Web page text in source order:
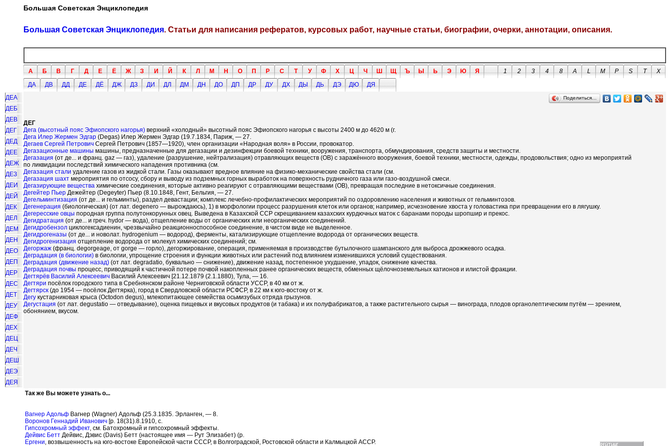
Большая Советская Энциклопедия
Большая Советская Энциклопедия. Статьи для написания рефератов, курсовых работ, научные статьи, биографии, очерки, аннотации, описания.
А Б В Г Д Е Ё Ж З И Й К Л М Н О П Р С Т У Ф Х Ц Ч Ш Щ Ъ Ы Ь Э Ю Я 1 2 3 4 8 A L M P S T
X
ДА
ДВ ДД ДЕ ДЁ ДЖ ДЗ ДИ ДЛ ДМ ДН ДО ДП ДР ДУ ДХ ДЫ ДЬ ДЭ ДЮ
ДЯ
ДЕА
ДЕБ
ДЕВ
ДЕГ
ДЕД
ДЕЕ
ДЕЖ
ДЕЗ
ДЕИ
ДЕЙ
ДЕК
ДЕЛ
ДЕМ
ДЕН
ДЕО
ДЕП
ДЕР
ДЕС
ДЕТ
ДЕУ
ДЕФ
ДЕХ
ДЕЦ
ДЕЧ
ДЕШ
ДЕЭ
ДЕЯ
Поделиться…
ДЕГ
Дега (высотный пояс Эфиопского нагорья) верхний «холодный» высотный пояс Эфиопского нагорья с высоты 2400 м до 4620 м (г.
Дега Илер Жермен Эдгар (Degas) Илер Жермен Эдгар (19.7.1834, Париж, — 27.
Дегаев Сергей Петрович Сергей Петрович (1857—1920), член организации «Народная воля» в России, провокатор.
Дегазационные машины машины, предназначенные для дегазации и дезинфекции боевой техники, вооружения, транспорта, обмундирования, средств защиты и местности.
Дегазация (от де... и франц. gaz — газ), удаление (разрушение, нейтрализация) отравляющих веществ (ОВ) с заражённого вооружения, боевой техники, местности, одежды, продовольствия; одно из мероприятий
по ликвидации последствий химического нападения противника (см.
Дегазация стали удаление газов из жидкой стали. Газы оказывают вредное влияние на физико-механические свойства стали (см.
Дегазация шахт мероприятия по отсосу, сбору и выводу из подземных горных выработок на поверхность рудничного газа или газо-воздушной смеси.
Дегазирующие вещества химические соединения, которые активно реагируют с отравляющими веществами (ОВ), превращая последние в нетоксичные соединения.
Дегейтер Пьер Дежейтер (Degeyter) Пьер (8.10.1848, Гент, Бельгия, — 27.
Дегельминтизация (от де... и гельминты), раздел девастации; комплекс лечебно-профилактических мероприятий по оздоровлению населения и животных от гельминтозов.
Дегенерация (биологическая) (от лат. degenero — вырождаюсь), 1) в морфологии процесс разрушения клеток или органов; например, исчезновение хвоста у головастика при превращении его в лягушку.
Дегересские овцы породная группа полутонкорунных овец. Выведена в Казахской ССР скрещиванием казахских курдючных маток с баранами породы шропшир и прекос.
Дегидратация (от де... и греч. hуdor — вода), отщепление воды от органических или неорганических соединений.
Дегидробензол циклогексадиенин, чрезвычайно реакционноспособное соединение, в чистом виде не выделенное.
Дегидрогеназы (от де... и новолат. hуdrogenium — водород), ферменты, катализирующие отщепление водорода от органических веществ.
Дегидрогенизация отщепление водорода от молекул химических соединений; см.
Дегоржаж (франц. dеgorgeage, от gorge — горло), дегоржирование, операция, применяемая в производстве бутылочного шампанского для выброса дрожжевого осадка.
Деградация (в биологии) в биологии, упрощение строения и функции животных или растений под влиянием изменившихся условий существования.
Деградация (движение назад) (от лат. degradatio, буквально — снижение), движение назад, постепенное ухудшение, упадок, снижение качества.
Деградация почвы процесс, приводящий к частичной потере почвой накопленных ранее органических веществ, обменных щёлочноземельных катионов и илистой фракции.
Дегтярёв Василий Алексеевич Василий Алексеевич [21.12.1879 (2.1.1880), Тула, — 16.
Дегтяри посёлок городского типа в Сребнянском районе Черниговской области УССР, в 40 км от ж.
Дегтярск (до 1954 — посёлок Дегтярка), город в Свердловской области РСФСР, в 22 км к юго-востоку от ж.
Дегу кустарниковая крыса (Octodon degus), млекопитающее семейства осьмизубых отряда грызунов.
Дегустация (от лат. degustatio — отведывание), оценка пищевых и вкусовых продуктов (и табака) и их полуфабрикатов, а также растительного сырья — винограда, плодов органолептическим путём — зрением,
обонянием, вкусом.
Так же Вы можете узнать о...
Вагнер Адольф Вагнер (Wagner) Адольф (25.3.1835. Эрланген, — 8.
Воронов Геннадий Иванович [р. 18(31).8.1910, с.
Гипсохромный эффект, см. Батохромный и гипсохромный эффекты.
Дейвис Бетт Дейвис, Дэвис (Davis) Бетт (настоящее имя — Рут Элизабет) (р.
Ергени, возвышенность на юго-востоке Европейской части СССР, в Волгоградской, Ростовской области и Калмыцкой АССР.